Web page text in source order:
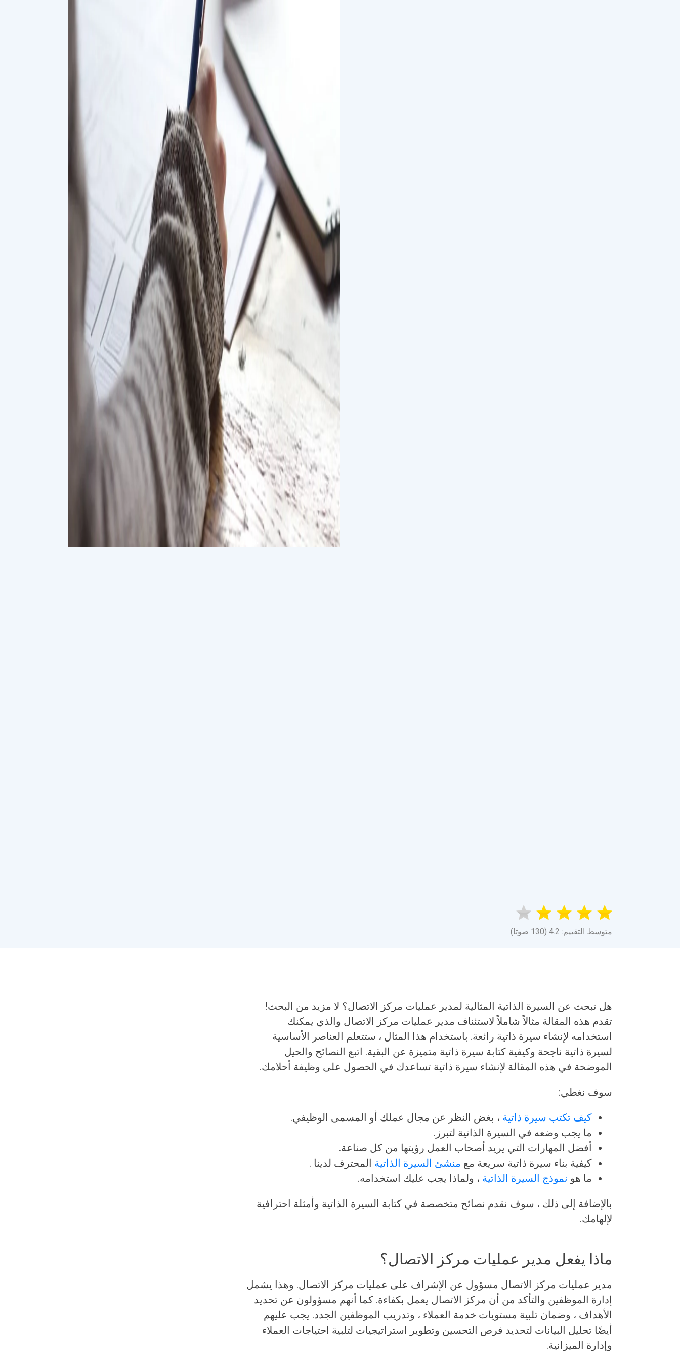
متوسط التقييم: 4.2 (130 صوتا)
هل تبحث عن السيرة الذاتية المثالية لمدير عمليات مركز الاتصال؟ لا مزيد من البحث!
تقدم هذه المقالة مثالاً شاملاً لاستئناف مدير عمليات مركز الاتصال والذي يمكنك
استخدامه لإنشاء سيرة ذاتية رائعة. باستخدام هذا المثال ، ستتعلم العناصر الأساسية
لسيرة ذاتية ناجحة وكيفية كتابة سيرة ذاتية متميزة عن البقية. اتبع النصائح والحيل
الموضحة في هذه المقالة لإنشاء سيرة ذاتية تساعدك في الحصول على وظيفة أحلامك.
سوف نغطي:
كيف تكتب سيرة ذاتية ، بغض النظر عن مجال عملك أو المسمى الوظيفي.
ما يجب وضعه في السيرة الذاتية لتبرز.
أفضل المهارات التي يريد أصحاب العمل رؤيتها من كل صناعة.
كيفية بناء سيرة ذاتية سريعة مع منشئ السيرة الذاتية المحترف لدينا .
ما هو نموذج السيرة الذاتية ، ولماذا يجب عليك استخدامه.
بالإضافة إلى ذلك ، سوف نقدم نصائح متخصصة في كتابة السيرة الذاتية وأمثلة احترافية
لإلهامك.
ماذا يفعل مدير عمليات مركز الاتصال؟
مدير عمليات مركز الاتصال مسؤول عن الإشراف على عمليات مركز الاتصال. وهذا يشمل
إدارة الموظفين والتأكد من أن مركز الاتصال يعمل بكفاءة. كما أنهم مسؤولون عن تحديد
الأهداف ، وضمان تلبية مستويات خدمة العملاء ، وتدريب الموظفين الجدد. يجب عليهم
أيضًا تحليل البيانات لتحديد فرص التحسين وتطوير استراتيجيات لتلبية احتياجات العملاء
وإدارة الميزانية.